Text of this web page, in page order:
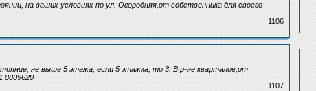
на ваших условиях по ул. Огородняя,от собственника для своего
1106
не выше 5 этажа, если 5 этажка, то 3. В р-не кварталов,от
8809620
1107